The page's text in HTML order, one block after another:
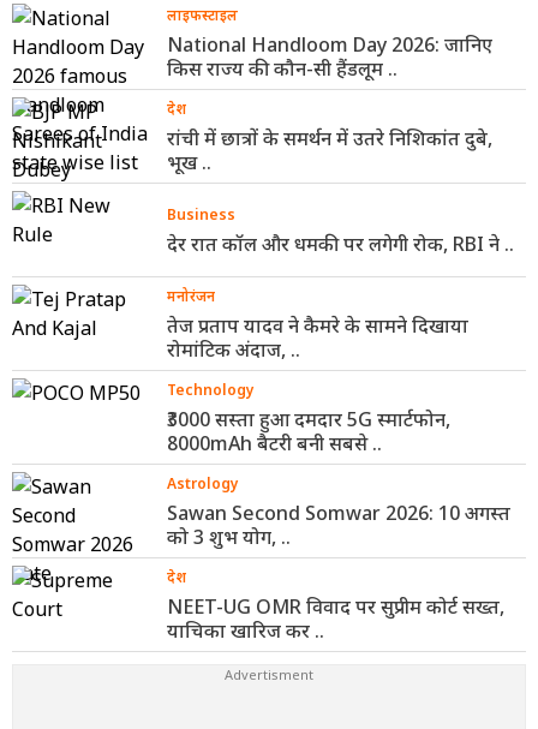
लाइफस्टाइल
National Handloom Day 2026: जानिए
किस राज्य की कौन-सी हैंडलूम ..
देश
रांची में छात्रों के समर्थन में उतरे निशिकांत दुबे,
भूख ..
Business
देर रात कॉल और धमकी पर लगेगी रोक, RBI ने ..
मनोरंजन
तेज प्रताप यादव ने कैमरे के सामने दिखाया
रोमांटिक अंदाज, ..
Technology
₹3000 सस्ता हुआ दमदार 5G स्मार्टफोन,
8000mAh बैटरी बनी सबसे ..
Astrology
Sawan Second Somwar 2026: 10 अगस्त
को 3 शुभ योग, ..
देश
NEET-UG OMR विवाद पर सुप्रीम कोर्ट सख्त,
याचिका खारिज कर ..